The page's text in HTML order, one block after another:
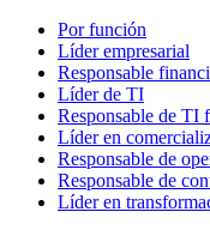
Por función
Líder empresarial
Responsable
Líder de TI
Responsable de TI
Líder en
Responsable de
Responsable de
Líder en